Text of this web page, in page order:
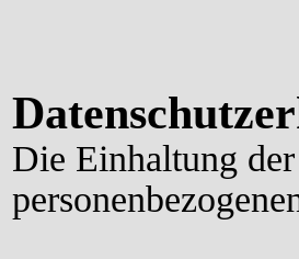
Die Einhaltung